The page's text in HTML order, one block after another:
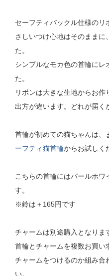
セーフティバックル仕様の
さしいつけ心地はそのままに
た。
シンプルなモカ色の首輪にレ
た。
リボンは大きな生地からお
出方が違います。どれが届く
首輪が初めての猫ちゃんは、
ーフティ猫首輪からお試しく
こちらの首輪にはパールホワ
す。
※鈴は＋165円です
チャームは別途購入となりま
首輪とチャームを複数お買い
チャームをつけるのか組み合
い。